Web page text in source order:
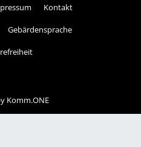
Kontakt
Gebärdensprache
Komm.ONE